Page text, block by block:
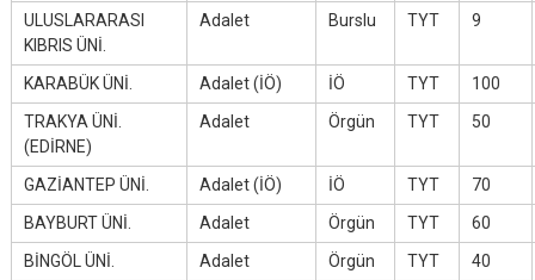
ULUSLARARASI
KIBRIS ÜNİ.
Adalet Burslu TYT 9
KARABÜK ÜNİ. Adalet (İÖ) İÖ TYT
100
TRAKYA ÜNİ.
(EDİRNE)
Adalet Örgün TYT 50
GAZİANTEP ÜNİ. Adalet (İÖ) İÖ TYT
70
BAYBURT ÜNİ.
Adalet Örgün TYT
60
BİNGÖL ÜNİ.
Adalet Örgün TYT
40